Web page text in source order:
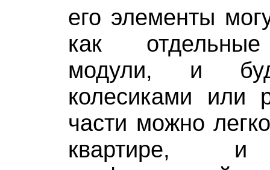
его элементы
как
модули, и
колесиками или
части можно
квартире, и